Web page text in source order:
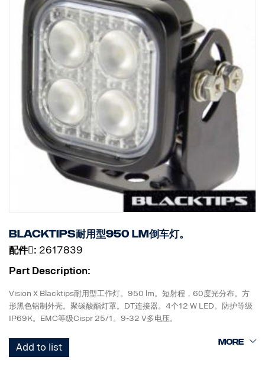
Blacktips耐用型950 lm倒车灯。
配件􀌸: 2617839
Part Description:
Vision X Blacktips耐用型工作灯。950 lm。短射程，60度光分布。方
形黑色铝制外壳。聚碳酸酯灯罩。DT连接器。4个12 W LED。防护等级
IP69K。EMC等级Cispr 25/1。9-32 V多电压。
高90 mm x 宽90 mm x 直径59 mm。
Add to list